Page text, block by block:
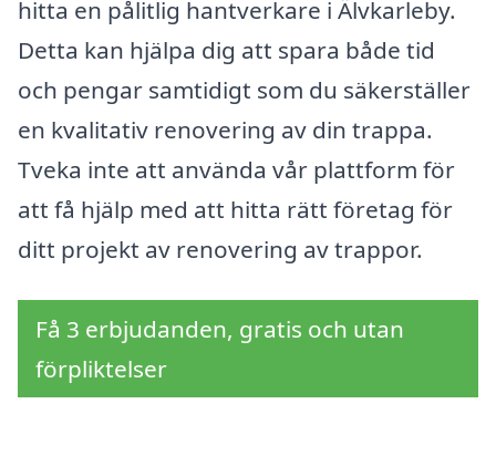
hitta en pålitlig hantverkare i Älvkarleby.
Detta kan hjälpa dig att spara både tid
och pengar samtidigt som du säkerställer
en kvalitativ renovering av din trappa.
Tveka inte att använda vår plattform för
att få hjälp med att hitta rätt företag för
ditt projekt av renovering av trappor.
Få 3 erbjudanden, gratis och utan
förpliktelser